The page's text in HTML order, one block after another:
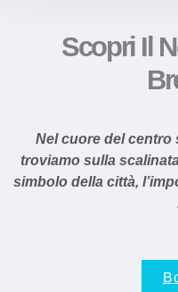
Scopri Il
Nel cuore del centro
troviamo sulla
simbolo della città,